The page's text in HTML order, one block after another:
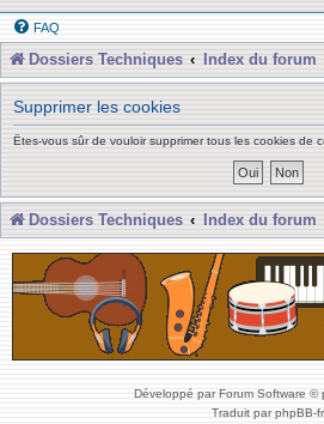
FAQ
Dossiers Techniques Index du forum
Supprimer les cookies
Êtes-vous sûr de vouloir supprimer tous les cookies de
Dossiers Techniques Index du forum
Développé par Forum Software ©
Traduit par phpBB-fr